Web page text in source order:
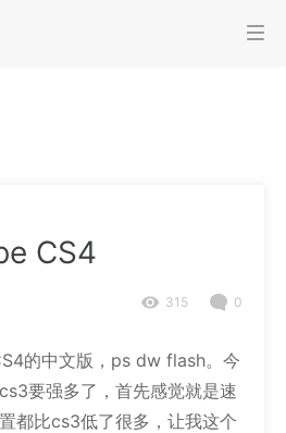
CS4
315 0
的中文版，ps dw flash。今
要强多了，首先感觉就是速
都比cs3低了很多，让我这个